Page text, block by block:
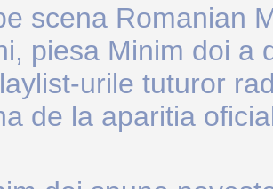
scena Romanian
piesa Minim doi a
urile tuturor
de la aparitia